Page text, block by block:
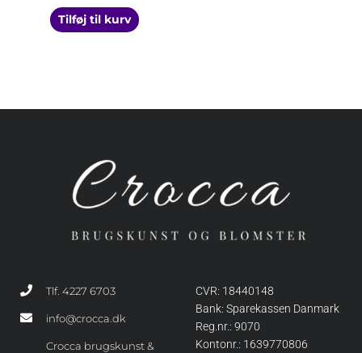
Tilføj til kurv
Tlf. 4227 6703
info@crocca.dk
Crocca brugskunst &
CVR: 18440148
Bank: Sparekassen Danmark
Reg.nr.: 9070
Kontonr.: 1639770806